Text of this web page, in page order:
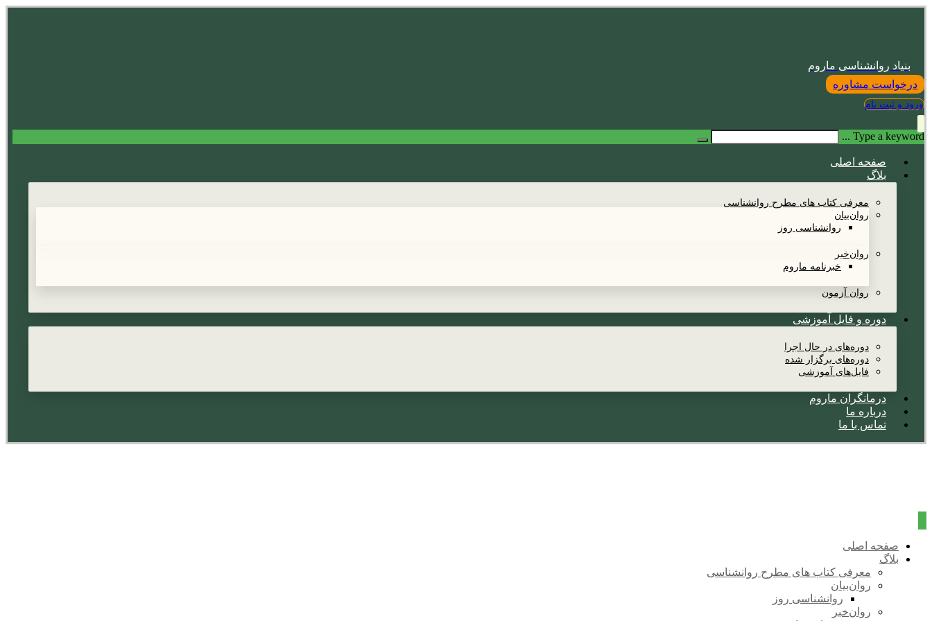
بنیاد روانشناسی ماروم
درخواست مشاوره
ورود و ثبت نام
Type a keyword ...
صفحه اصلی
بلاگ
معرفی کتاب های مطرح روانشناسی
روان‌بیان
روانشناسی روز
روان‌خبر
خبرنامه ماروم
روان آزمون
دوره و فایل آموزشی
دوره‌های در حال اجرا
دوره‌های برگزار شده
فایل‌های آموزشی
درمانگران ماروم
درباره ما
تماس با ما
صفحه اصلی
بلاگ
معرفی کتاب های مطرح روانشناسی
روان‌بیان
روانشناسی روز
روان‌خبر